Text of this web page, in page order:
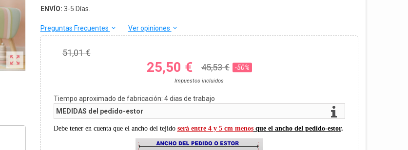

ENVÍO: 3-5 Días.
Preguntas Frecuentes keyboard_arrow_down Ver opiniones keyboard_arrow_down
51,01 €
25,50 € 45,53 € -50%
Impuestos incluidos
Tiempo aproximado de fabricación: 4dias de trabajo
MEDIDAS del pedido-estor
Debe tener en cuenta que el ancho del tejido será entre 4 y 5 cm menosque el ancho del pedido-estor.